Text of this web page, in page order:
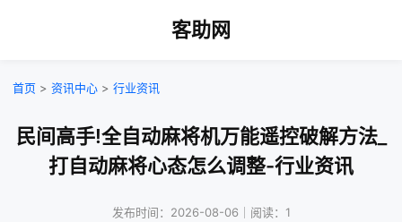
客助网
首页 > 资讯中心 > 行业资讯
民间高手!全自动麻将机万能遥控破解方法_
打自动麻将心态怎么调整-行业资讯
发布时间：2026-08-06｜阅读：1